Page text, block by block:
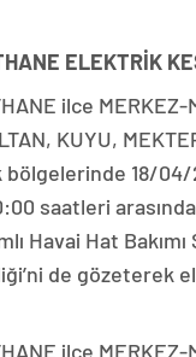
ELEKTRİK
ilce MERKEZ-
KUYU,
bölgelerinde 18/
saatleri arasında
Havai Hat
de gözeterek
ilce MERKEZ-